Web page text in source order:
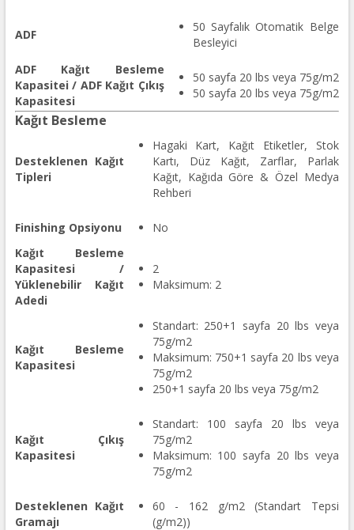
ADF
50 Sayfalık Otomatik Belge
Besleyici
ADF Kağıt Besleme
Kapasitei / ADF Kağıt Çıkış
Kapasitesi
50 sayfa 20 lbs veya 75g/m2
50 sayfa 20 lbs veya 75g/m2
Kağıt Besleme
Desteklenen Kağıt
Tipleri
Hagaki Kart, Kağıt Etiketler, Stok
Kartı, Düz Kağıt, Zarflar, Parlak
Kağıt, Kağıda Göre & Özel Medya
Rehberi
Finishing Opsiyonu
No
Kağıt Besleme
Kapasitesi /
Yüklenebilir Kağıt
Adedi
2
Maksimum: 2
Kağıt Besleme
Kapasitesi
Standart: 250+1 sayfa 20 lbs veya
75g/m2
Maksimum: 750+1 sayfa 20 lbs veya
75g/m2
250+1 sayfa 20 lbs veya 75g/m2
Kağıt Çıkış
Kapasitesi
Standart: 100 sayfa 20 lbs veya
75g/m2
Maksimum: 100 sayfa 20 lbs veya
75g/m2
Desteklenen Kağıt
Gramajı
60 - 162 g/m2 (Standart Tepsi
(g/m2))